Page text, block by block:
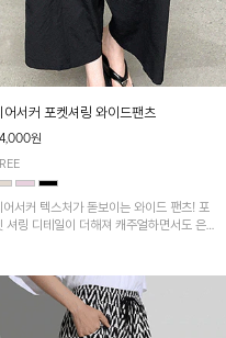
어서커 포켓셔링 와이드팬츠
원
어서커 텍스처가 돋보이는 와이드 팬츠! 포
셔링 디테일이 더해져 캐주얼하면서도 은은
. 가볍고 쾌적한 착용감으로 여름철 데일리
아이템으로 활용하기 좋아요~